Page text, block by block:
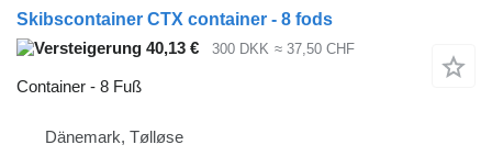
Skibscontainer CTX container - 8 fods
40,13 €
300 DKK ≈ 37,50 CHF
Container - 8 Fuß
Dänemark, Tølløse